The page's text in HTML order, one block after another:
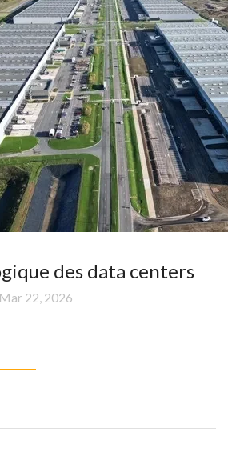
des data centers
22, 2026